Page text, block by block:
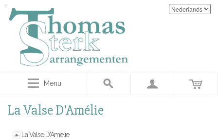
Menu
La Valse D'Amélie
La Valse D'Amélie